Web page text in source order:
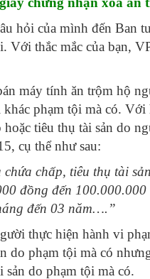
hỏi của mình đến Ban
Với thắc mắc của bạn,
máy tính ăn trộm hộ
phạm tội mà có.
tiêu thụ tài sản do
cụ thể như sau:
chấp, tiêu thụ tài
đồng đến
đến 03 năm….”
thực hiện hành vi
do phạm tội mà có
do phạm tội mà có.